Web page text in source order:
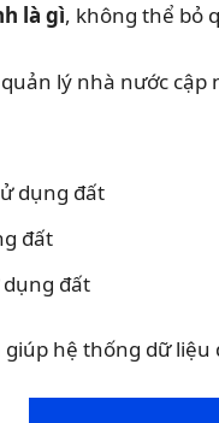
là gì, không thể bỏ
lý nhà nước
dụng đất
đất
đất
hệ thống dữ